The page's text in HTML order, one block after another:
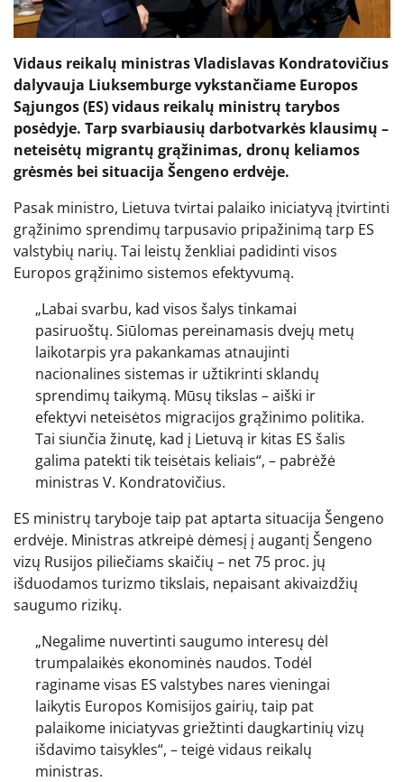
Vidaus reikalų ministras Vladislavas Kondratovičius
dalyvauja Liuksemburge vykstančiame Europos
Sąjungos (ES) vidaus reikalų ministrų tarybos
posėdyje. Tarp svarbiausių darbotvarkės klausimų –
neteisėtų migrantų grąžinimas, dronų keliamos
grėsmės bei situacija Šengeno erdvėje.
Pasak ministro, Lietuva tvirtai palaiko iniciatyvą įtvirtinti
grąžinimo sprendimų tarpusavio pripažinimą tarp ES
valstybių narių. Tai leistų ženkliai padidinti visos
Europos grąžinimo sistemos efektyvumą.
„Labai svarbu, kad visos šalys tinkamai
pasiruoštų. Siūlomas pereinamasis dvejų metų
laikotarpis yra pakankamas atnaujinti
nacionalines sistemas ir užtikrinti sklandų
sprendimų taikymą. Mūsų tikslas – aiški ir
efektyvi neteisėtos migracijos grąžinimo politika.
Tai siunčia žinutę, kad į Lietuvą ir kitas ES šalis
galima patekti tik teisėtais keliais“, – pabrėžė
ministras V. Kondratovičius.
ES ministrų taryboje taip pat aptarta situacija Šengeno
erdvėje. Ministras atkreipė dėmesį į augantį Šengeno
vizų Rusijos piliečiams skaičių – net 75 proc. jų
išduodamos turizmo tikslais, nepaisant akivaizdžių
saugumo rizikų.
„Negalime nuvertinti saugumo interesų dėl
trumpalaikės ekonominės naudos. Todėl
raginame visas ES valstybes nares vieningai
laikytis Europos Komisijos gairių, taip pat
palaikome iniciatyvas griežtinti daugkartinių vizų
išdavimo taisykles“, – teigė vidaus reikalų
ministras.